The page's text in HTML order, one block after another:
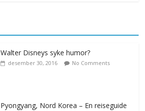
Walter Disneys syke humor?
desember 30, 2016 No Comments
Pyongyang, Nord Korea – En reiseguide